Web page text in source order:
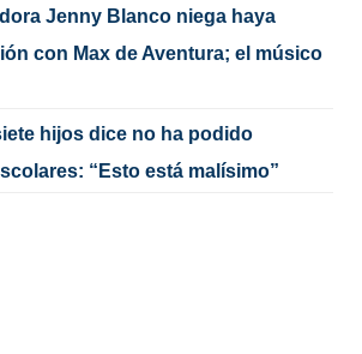
Jenny Blanco niega haya
con Max de Aventura; el músico
hijos dice no ha podido
“Esto está malísimo”